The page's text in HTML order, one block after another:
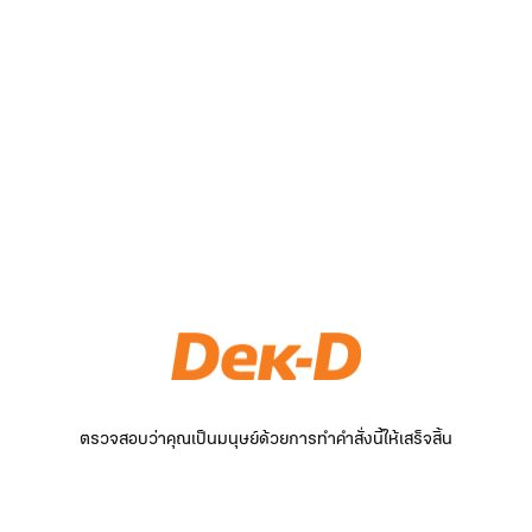
ตรวจสอบว่าคุณเป็นมนุษย์ด้วยการทำคำสั่งนี้ให้เสร็จสิ้น